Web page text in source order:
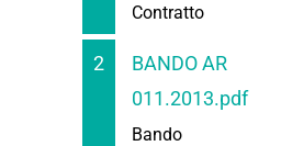
Contratto
2
BANDO AR
011.2013.pdf
Bando